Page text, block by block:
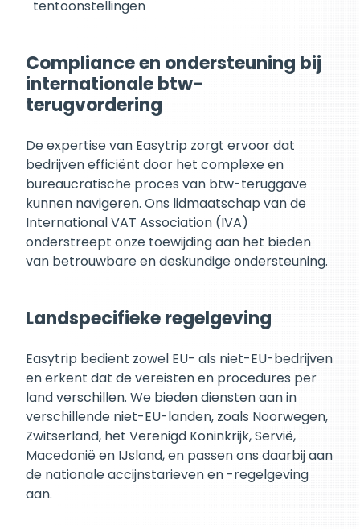
tentoonstellingen
Compliance en ondersteuning bij
internationale btw-
terugvordering
De expertise van Easytrip zorgt ervoor dat
bedrijven efficiënt door het complexe en
bureaucratische proces van btw-teruggave
kunnen navigeren. Ons lidmaatschap van de
International VAT Association (IVA)
onderstreept onze toewijding aan het bieden
van betrouwbare en deskundige ondersteuning.
Landspecifieke regelgeving
Easytrip bedient zowel EU- als niet-EU-bedrijven
en erkent dat de vereisten en procedures per
land verschillen. We bieden diensten aan in
verschillende niet-EU-landen, zoals Noorwegen,
Zwitserland, het Verenigd Koninkrijk, Servië,
Macedonië en IJsland, en passen ons daarbij aan
de nationale accijnstarieven en -regelgeving
aan.